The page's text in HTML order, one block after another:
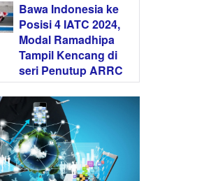
Bawa Indonesia ke
Posisi 4 IATC 2024,
Modal Ramadhipa
Tampil Kencang di
seri Penutup ARRC